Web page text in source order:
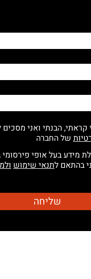
הבנתי ואני מסכים
של החברה
מידע בעל אופי פירסומי
בהתאם לתנאי שימוש